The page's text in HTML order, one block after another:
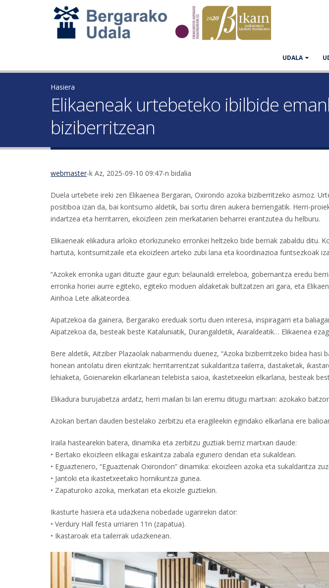
UDALA
Hasiera
Elikaeneak urtebeteko ibilbide
biziberritzean
webmaster-k Az, 2025-09-10 09:47-n bidalia
Duela urtebete ireki zen Elikaenea Bergaran, Oxirondo azoka biziberritzeko asmoz.
positiboa izan da, bai kontsumo aldetik, bai sortu diren aukera berriengatik. Herri-
indartzea eta herritarren, ekoizleen zein merkatarien beharrei erantzutea du helburu.
Elikaeneak elikadura arloko etorkizuneko erronkei heltzeko bide berriak zabaldu ditu.
hartuta, kontsumitzaile eta ekoizleen arteko zubi lana eta koordinazioa funtsezkoak
“Azokek erronka ugari dituzte gaur egun: belaunaldi erreleboa, gobernantza eredu
erronka horiei aurre egiteko, egiteko moduen aldaketak bultzatzen ari gara, eta
Ainhoa Lete alkateordea.
Aipatzekoa da gainera, Bergarako ereduak sortu duen interesa, inspiragarri eta
Aipatzekoa da, besteak beste Kataluniatik, Durangaldetik, Aiaraldeatik… Elikaenea
Bere aldetik, Aitziber Plazaolak nabarmendu duenez, “Azoka biziberritzeko bidea hasi
honean antolatu diren ekintzak: herritarrentzat sukaldaritza tailerra, dastaketak,
lehiaketa, Goienarekin elkarlanean telebista saioa, ikastetxeekin elkarlana, besteak
Elikadura burujabetza ardatz, herri mailan bi lan eremu ditugu martxan: azokako
Azokan bertan dauden bestelako zerbitzu eta eragileekin egindako elkarlana ere
Iraila hastearekin batera, dinamika eta zerbitzu guztiak berriz martxan daude:
• Bertako ekoizleen elikagai eskaintza zabala egunero dendan eta sukaldean.
• Eguaztenero, “Eguaztenak Oxirondon” dinamika: ekoizleen azoka eta sukaldaritza
• Jantoki eta ikastetxeetako hornikuntza gunea.
• Zapaturoko azoka, merkatari eta ekoizle guztiekin.
Ikasturte hasiera eta udazkena nobedade ugarirekin dator:
• Verdury Hall festa urriaren 11n (zapatua).
• Ikastaroak eta tailerrak udazkenean.